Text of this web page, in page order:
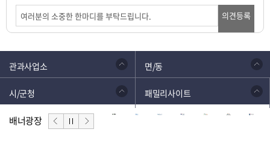
의견등록
관과사업소 면/동
시/군청 패밀리사이트
배너광장